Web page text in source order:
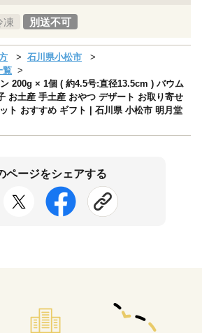
凍 別送不可
石川県小松市
覧
200g × 1個 ( 約4.5号:直径13.5cm ) バウム
お土産 手土産 おやつ デザート お取り寄せ
ト おすすめ ギフト | 石川県 小松市 明月堂
ページをシェアする